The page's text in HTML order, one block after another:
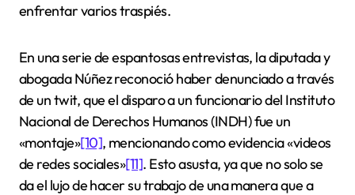
enfrentar varios traspiés.
En una serie de espantosas entrevistas, la diputada y
abogada Núñez reconoció haber denunciado a través
de un twit, que el disparo a un funcionario del Instituto
Nacional de Derechos Humanos (INDH) fue un
«montaje»[10], mencionando como evidencia «videos
de redes sociales»[11]. Esto asusta, ya que no solo se
da el lujo de hacer su trabajo de una manera que a